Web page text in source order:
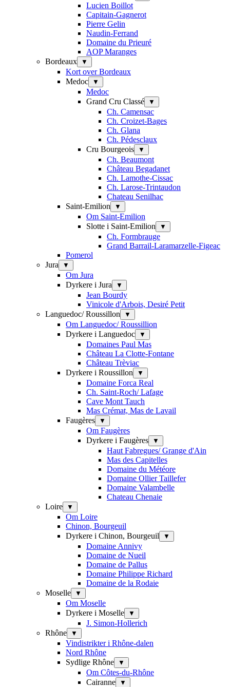
Lucien Boillot
Capitain-Gagnerot
Pierre Gelin
Naudin-Ferrand
Domaine du Prieuré
AOP Maranges
Bordeaux
▼
Kort over Bordeaux
Medoc
▼
Medoc
Grand Cru Classé
▼
Ch. Camensac
Ch. Croizet-Bages
Ch. Glana
Ch. Pédesclaux
Cru Bourgeois
▼
Ch. Beaumont
Château Begadanet
Ch. Lamothe-Cissac
Ch. Larose-Trintaudon
Chateau Senilhac
Saint-Emilion
▼
Om Saint-Emilion
Slotte i Saint-Emilion
▼
Ch. Formbrauge
Grand Barrail-Laramarzelle-Figeac
Pomerol
Jura
▼
Om Jura
Dyrkere i Jura
▼
Jean Bourdy
Vinicole d'Arbois, Desiré Petit
Languedoc/ Roussillon
▼
Om Languedoc/ Roussillion
Dyrkere i Languedoc
▼
Domaines Paul Mas
Château La Clotte-Fontane
Château Trèviac
Dyrkere i Roussillon
▼
Domaine Forca Real
Ch. Saint-Roch/ Lafage
Cave Mont Tauch
Mas Crémat, Mas de Lavail
Faugères
▼
Om Faugères
Dyrkere i Faugères
▼
Haut Fabregues/ Grange d'Ain
Mas des Capitelles
Domaine du Météore
Domaine Ollier Taillefer
Domaine Valambelle
Chateau Chenaie
Loire
▼
Om Loire
Chinon, Bourgeuil
Dyrkere i Chinon, Bourgeuil
▼
Domaine Annivy
Domaine de Nueil
Domaine de Pallus
Domaine Philippe Richard
Domaine de la Rodaie
Moselle
▼
Om Moselle
Dyrkere i Moselle
▼
J. Simon-Hollerich
Rhône
▼
Vindistrikter i Rhône-dalen
Nord Rhône
Sydlige Rhône
▼
Om Côtes-du-Rhône
Cairanne
▼